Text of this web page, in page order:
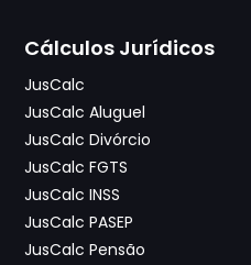
Cálculos Jurídicos
JusCalc
JusCalc Aluguel
JusCalc Divórcio
JusCalc FGTS
JusCalc INSS
JusCalc PASEP
JusCalc Pensão